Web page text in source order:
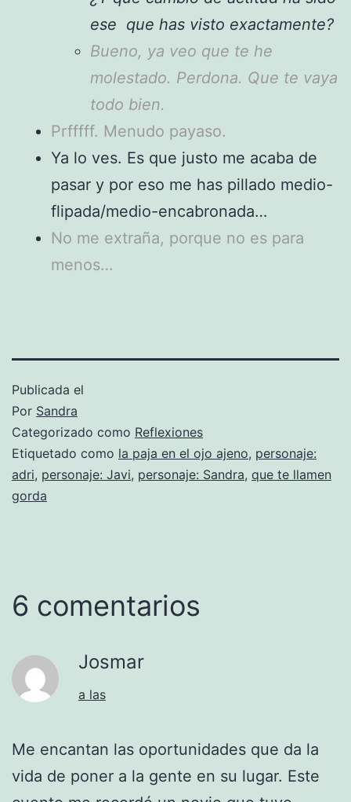
ese que has visto exactamente?
Bueno, ya veo que te he
molestado. Perdona. Que te vaya
todo bien.
Prfffff. Menudo payaso.
Ya lo ves. Es que justo me acaba de
pasar y por eso me has pillado medio-
flipada/medio-encabronada…
No me extraña, porque no es para
menos…
Publicada el
Por Sandra
Categorizado como Reflexiones
Etiquetado como la paja en el ojo ajeno, personaje:
adri, personaje: Javi, personaje: Sandra, que te llamen
gorda
6 comentarios
Josmar
a las
Me encantan las oportunidades que da la
vida de poner a la gente en su lugar. Este